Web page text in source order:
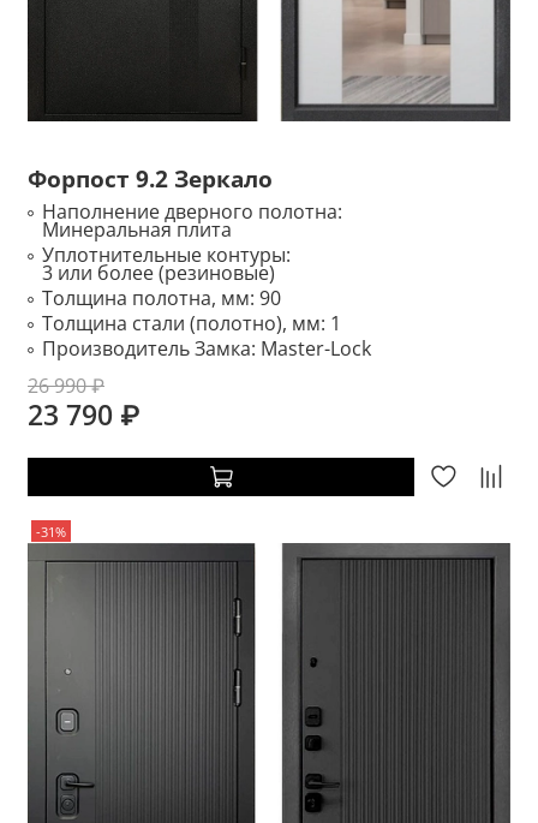
Форпост 9.2 Зеркало
Наполнение дверного полотна:
Минеральная плита
Уплотнительные контуры:
3 или более (резиновые)
Толщина полотна, мм: 90
Толщина стали (полотно), мм: 1
Производитель Замка: Master-Lock
26 990 ₽
23 790 ₽
-31%